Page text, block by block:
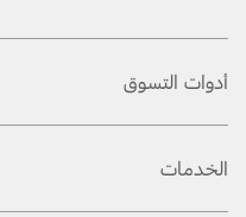
أدوات التسوق
الخدمات